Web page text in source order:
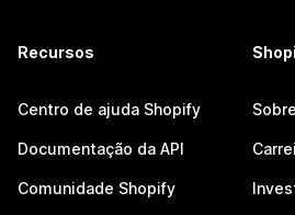
Recursos
Centro de ajuda Shopify
Documentação da API
Comunidade Shopify